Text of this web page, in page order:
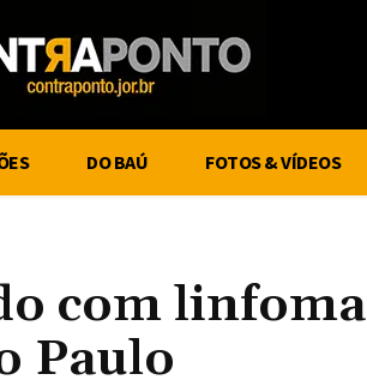
DO BAÚ FOTOS & VÍDEOS
com linfoma
Paulo